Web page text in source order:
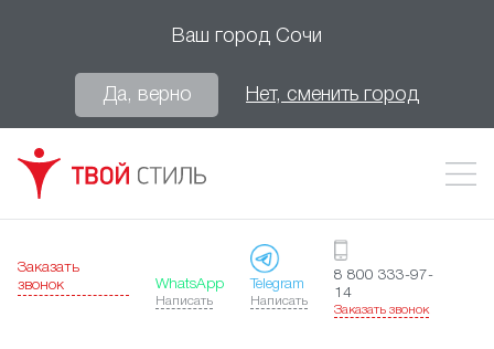
Ваш город Сочи
Да, верно Нет, сменить город
Заказать
звонок
WhatsApp
Написать
Telegram
Написать
8 800 333-97-
14
Заказать звонок